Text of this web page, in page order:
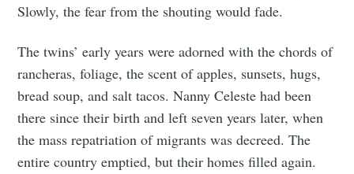
Slowly, the fear from the shouting would fade.
The twins’ early years were adorned with the chords of
rancheras, foliage, the scent of apples, sunsets, hugs,
bread soup, and salt tacos. Nanny Celeste had been
there since their birth and left seven years later, when
the mass repatriation of migrants was decreed. The
entire country emptied, but their homes filled again.
Stay up to date! Get all the latest &
your inbox